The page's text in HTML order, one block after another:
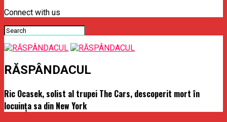
Connect with us
RĂSPÂNDACUL
Ric Ocasek, solist al trupei The Cars, descoperit mort în
locuinţa sa din New York